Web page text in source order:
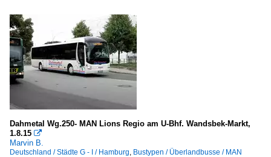
Dahmetal Wg.250- MAN Lions Regio am U-Bhf. Wandsbek-Markt,
1.8.15 
Marvin B.
Deutschland / Städte G - I / Hamburg Bustypen / Überlandbusse / MAN